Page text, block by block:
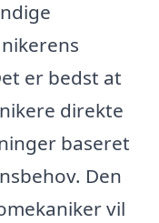
er bedst at
direkte
baseret
Den
vil